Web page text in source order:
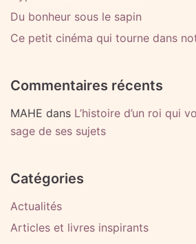
Du bonheur sous le sapin
Ce petit cinéma qui tourne dans
Commentaires récents
MAHE dans L’histoire d’un roi qui
sage de ses sujets
Catégories
Actualités
Articles et livres inspirants